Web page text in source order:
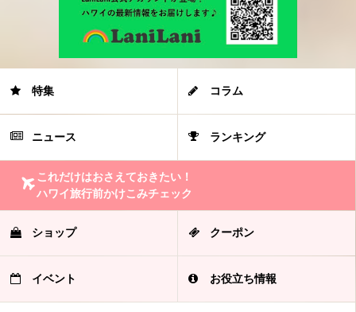
特集 コラム
ニュース ランキング
これだけはおさえておきたい！
ハワイ旅行前かけこみチェック
ショップ クーポン
イベント お役立ち情報